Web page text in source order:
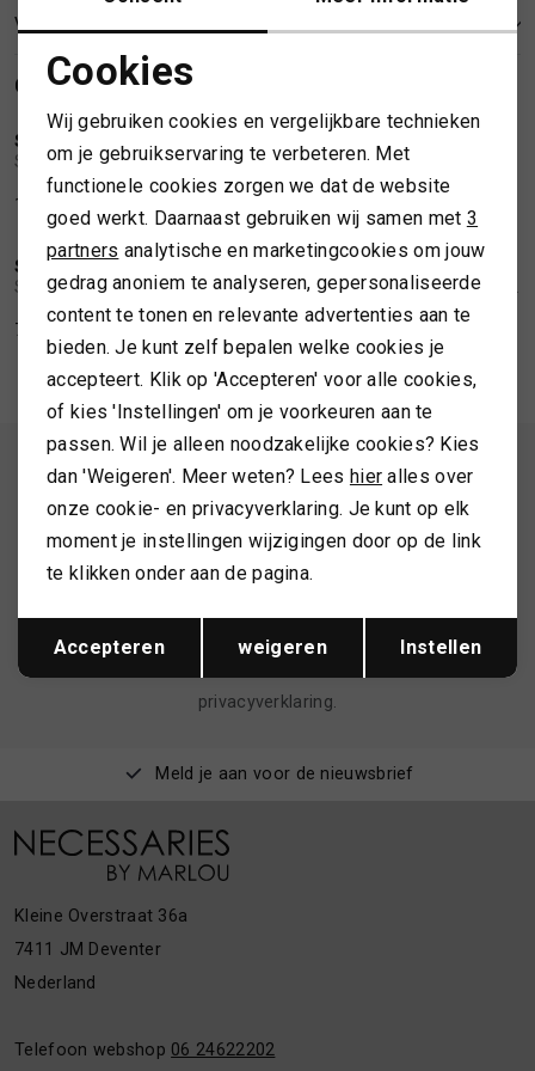
SPORTKLEDING
TASSEN
TOPS EN SHIRTS
TRUIEN
VESTEN
VERZENDEN EN RETOURNEREN
GERELATEERDE PRODUCTEN
/2
SWING
Swing Satin straight-leg trousers
129,99
1/2
SWING
SWING
Swing Satin top with waterfall neckline
79,99
SWING
ALTIJD ALS EERSTE OP DE HOOGTE ZIJN?
Schrijf je in en ontvang 10% korting op je 1e bestelling
AANMELDEN
privacyverklaring.
Meld je aan voor de nieuwsbrief
Kleine Overstraat 36a
7411 JM Deventer
Nederland
Telefoon webshop 06 24622202
Noodzakelijke cookies
Analytische cookies
Marketing cookies
Terug Opslaan
Cookies
Wij gebruiken cookies en vergelijkbare technieken
om je gebruikservaring te verbeteren. Met
functionele cookies zorgen we dat de website
goed werkt. Daarnaast gebruiken wij samen met 3
partners analytische en marketingcookies om jouw
gedrag anoniem te analyseren, gepersonaliseerde
content te tonen en relevante advertenties aan te
bieden. Je kunt zelf bepalen welke cookies je
accepteert. Klik op 'Accepteren' voor alle cookies,
of kies 'Instellingen' om je voorkeuren aan te
passen. Wil je alleen noodzakelijke cookies? Kies
dan 'Weigeren'. Meer weten? Lees hier alles over
onze cookie- en privacyverklaring. Je kunt op elk
moment je instellingen wijzigingen door op de link
te klikken onder aan de pagina.
Accepteren weigeren Instellen